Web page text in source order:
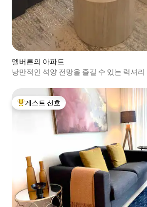
멜버른의 아파트
낭만적인 석양 전망을 즐길 수 있는 럭셔
상위 게스트 선호
게스트 선호